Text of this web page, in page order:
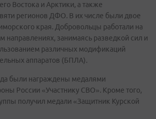
Востока и Арктики, а также
регионов ДФО. В их числе были двое
края. Добровольцы работали на
направлениях, занимаясь разведкой сил и
различных модификаций
аппаратов (БПЛА).
были награждены медалями
России «Участнику СВО». Кроме того,
получил медали «Защитник Курской